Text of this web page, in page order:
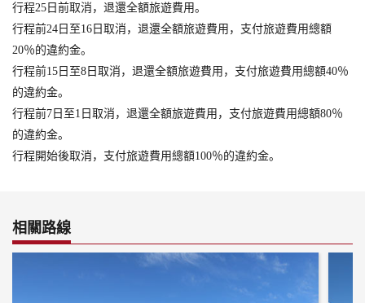
行程25日前取消，退還全額旅遊費用。
行程前24日至16日取消，退還全額旅遊費用，支付旅遊費用總額
20％的違約金。
行程前15日至8日取消，退還全額旅遊費用，支付旅遊費用總額40％
的違約金。
行程前7日至1日取消，退還全額旅遊費用，支付旅遊費用總額80％
的違約金。
行程開始後取消，支付旅遊費用總額100％的違約金。
相關路線